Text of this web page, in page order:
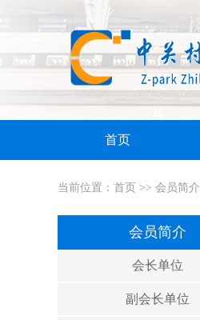
首页
当前位置： 首页 >> 会员简介
会员简介
会长单位
副会长单位